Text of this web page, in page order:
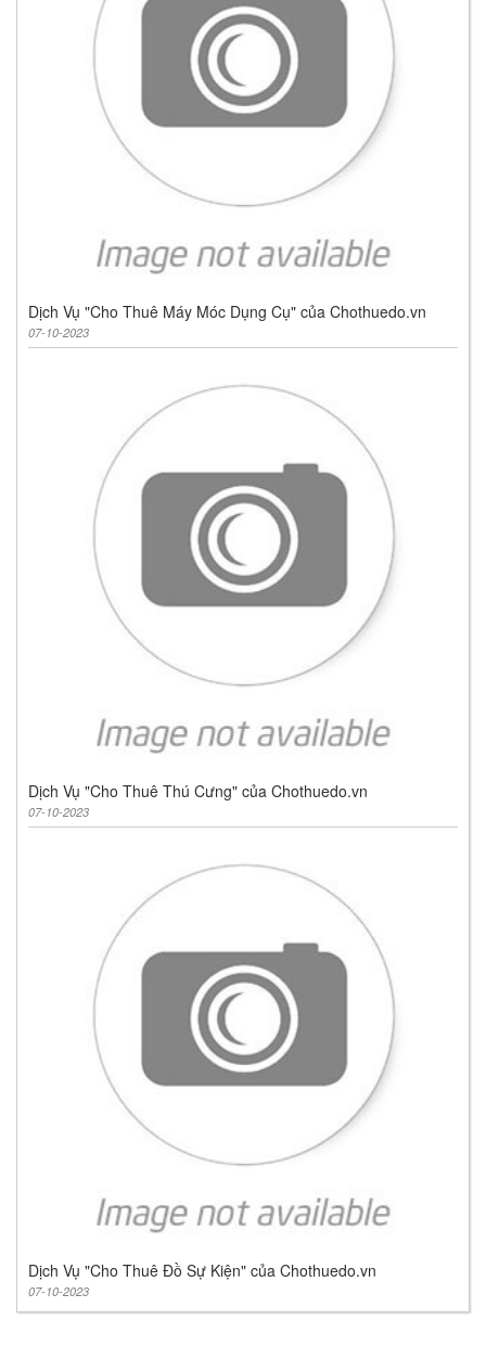
Dịch Vụ "Cho Thuê Máy Móc Dụng Cụ" của Chothuedo.vn
07-10-2023
Dịch Vụ "Cho Thuê Thú Cưng" của Chothuedo.vn
07-10-2023
Dịch Vụ "Cho Thuê Đồ Sự Kiện" của Chothuedo.vn
07-10-2023